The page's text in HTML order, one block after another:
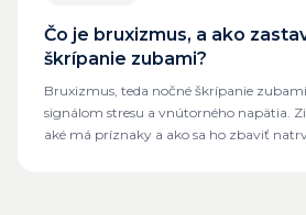
Čo je bruxizmus, a ako
škrípanie zubami?
Bruxizmus, teda nočné škrípanie
signálom stresu a vnútorného napätia.
aké má príznaky a ako sa ho zbaviť